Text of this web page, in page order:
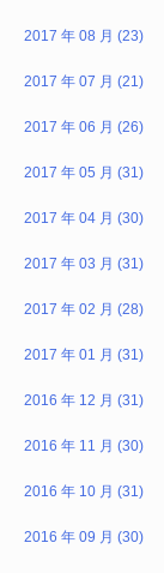
2017 年 08 月 (23)
2017 年 07 月 (21)
2017 年 06 月 (26)
2017 年 05 月 (31)
2017 年 04 月 (30)
2017 年 03 月 (31)
2017 年 02 月 (28)
2017 年 01 月 (31)
2016 年 12 月 (31)
2016 年 11 月 (30)
2016 年 10 月 (31)
2016 年 09 月 (30)